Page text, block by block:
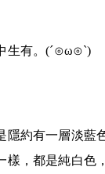
生有。(´⊙ω⊙`)
隱約有一層淡藍
樣，都是純白色